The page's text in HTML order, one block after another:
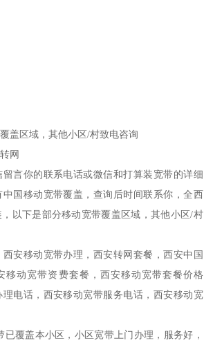
盖区域，其他小区/村致电咨询
网
言你的联系电话或微信和打算装宽带的详细
国移动宽带覆盖，查询后时间联系你，全西
以下是部分移动宽带覆盖区域，其他小区/村
安移动宽带办理，西安转网套餐，西安中国
移动宽带资费套餐，西安移动宽带套餐价格
电话，西安移动宽带服务电话，西安移动宽
覆盖本小区，小区宽带上门办理，服务好，